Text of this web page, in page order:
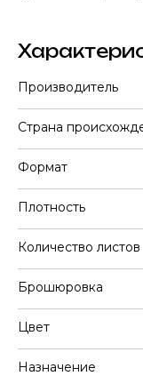
Производитель
Страна
Формат
Плотность
Количество листов
Брошюровка
Цвет
Назначение